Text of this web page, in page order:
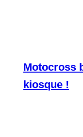
Motocross
kiosque !